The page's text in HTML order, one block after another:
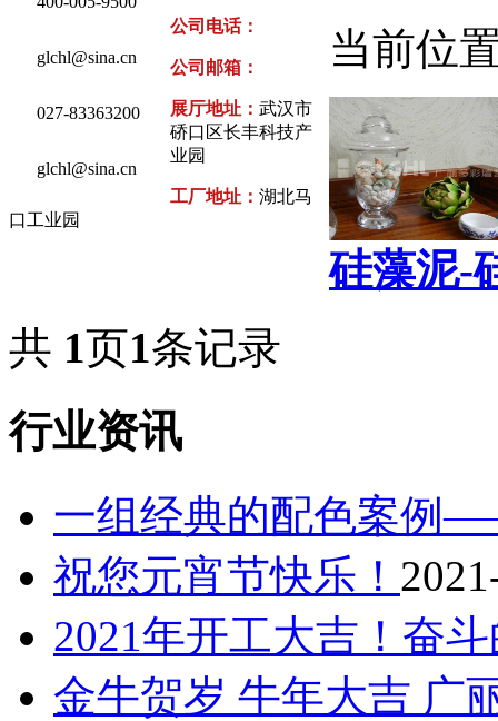
glchl@sina.cn
公司电话：
027-83363200
公司邮箱：
glchl@sina.cn
展厅地址： 武汉市
硚口区长丰科技产
业园
工厂地址： 湖北马
口工业园
当前位
硅藻泥-
共 1页1条记录
行业资讯
一组经典的配色案例
祝您元宵节快乐！
2021年开工大吉！奋
金牛贺岁 牛年大吉 广